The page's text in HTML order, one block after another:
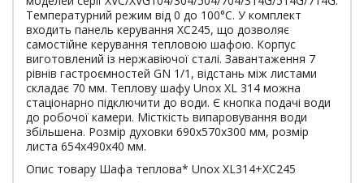
Температурний режим від 0 до 100°С. У комплект
входить панель керування XC245, що дозволяє
самостійне керування тепловою шафою. Корпус
виготовлений із нержавіючої сталі. Завантаження 7
рівнів гастроємностей GN 1/1, відстань між листами
складає 70 мм. Теплову шафу Unox XL 314 можна
стаціонарно підключити до води. Є кнопка подачі води
до робочої камери. Місткість випаровування води
збільшена. Розмір духовки 690х570х300 мм, розмір
листа 654х490х40 мм.
Опис товару Шафа теплова* Unox XL314+XC245